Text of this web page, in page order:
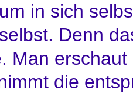
in sich
Denn
Man
die